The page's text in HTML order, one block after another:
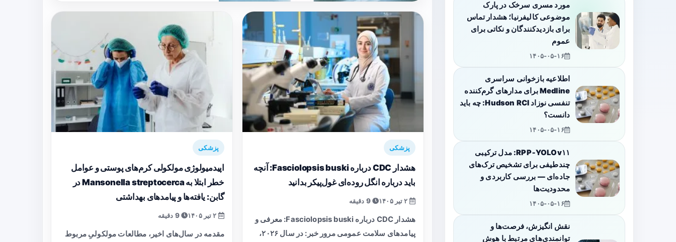
پزشکی
هشدار CDC درباره Fasciolopsis buski: آنچه
باید درباره انگل روده‌ای غول‌پیکر بدانید
9 دقیقه
هشدار CDC درباره Fasciolopsis buski: معرفی و
پیامدهای سلامت عمومی مرور خبر: در سال ۲۰۲۶،
پزشکی
اپیدمیولوژی مولکولی کرم‌های پوستی و عوامل
خطر ابتلا به Mansonella streptocerca در
گابن: یافته‌ها و پیامدهای بهداشتی
9 دقیقه
مقدمه در سال‌های اخیر، مطالعات مولکولیِ مربوط
مورد مسری سرخک در پارک
موضوعی کالیفرنیا؛ هشدار تماس
برای بازدیدکنندگان و نکاتی برای
عموم
۱۴۰۵-۰۵-۱۶
اطلاعیه بازخوانی سراسری
Medline برای مدارهای گرم‌کننده
تنفسی نوزاد Hudson RCI: چه باید
دانست؟
۱۴۰۵-۰۵-۱۶
RPP‑YOLOv۱۱: مدل ترکیبی
چندطیفی برای تشخیص ترک‌های
جاده‌ای — بررسی کاربردی و
محدودیت‌ها
۱۴۰۵-۰۵-۱۶
نقش انگیزش، فرصت‌ها و
توانمندی‌های مرتبط با هوش